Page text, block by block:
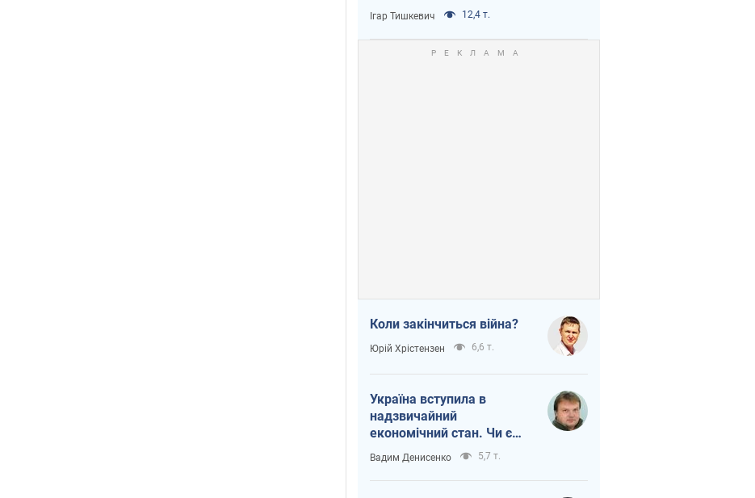
Ігар Тишкевич 12,4 т.
Коли закінчиться війна?
Юрій Хрістензен 6,6 т.
Україна вступила в
надзвичайний
економічний стан. Чи є
світло вкінці тунелю?
Вадим Денисенко 5,7 т.